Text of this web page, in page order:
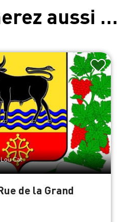
aussi …
Cat
de la Grand